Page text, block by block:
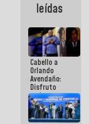
leídas
Cabello a
Orlando
Avendaño:
Disfruto
cada vez
que escribes
porque lo
que haces